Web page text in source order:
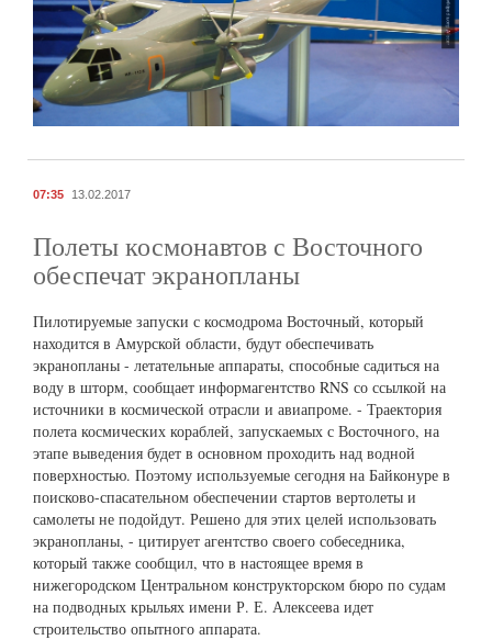
07:35 13.02.2017
Полеты космонавтов с Восточного
обеспечат экранопланы
Пилотируемые запуски с космодрома Восточный, который
находится в Амурской области, будут обеспечивать
экранопланы - летательные аппараты, способные садиться на
воду в шторм, сообщает информагентство RNS со ссылкой на
источники в космической отрасли и авиапроме. - Траектория
полета космических кораблей, запускаемых с Восточного, на
этапе выведения будет в основном проходить над водной
поверхностью. Поэтому используемые сегодня на Байконуре в
поисково-спасательном обеспечении стартов вертолеты и
самолеты не подойдут. Решено для этих целей использовать
экранопланы, - цитирует агентство своего собеседника,
который также сообщил, что в настоящее время в
нижегородском Центральном конструкторском бюро по судам
на подводных крыльях имени Р. Е. Алексеева идет
строительство опытного аппарата.